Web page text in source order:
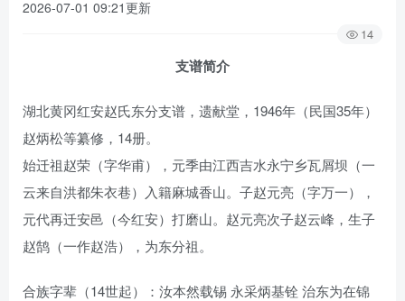
2026-07-01 09:21更新
14
支谱简介
湖北黄冈红安赵氏东分支谱，遗献堂，1946年（民国35年）
赵炳松等纂修，14册。
始迁祖赵荣（字华甫），元季由江西吉水永宁乡瓦屑坝（一
云来自洪都朱衣巷）入籍麻城香山。子赵元亮（字万一），
元代再迁安邑（今红安）打磨山。赵元亮次子赵云峰，生子
赵鹄（一作赵浩），为东分祖。
合族字辈（14世起）：汝本然载锡 永采炳基铨 治东为在锦